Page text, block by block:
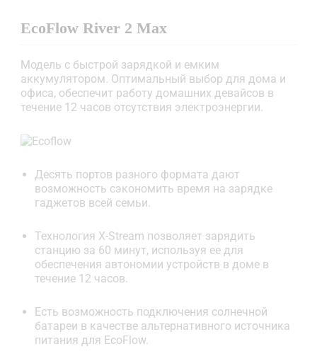
EcoFlow River 2 Max
Модель с быстрой зарядкой и емким
аккумулятором. Оптимальный выбор для дома и
офиса, обеспечит работу домашних девайсов в
течение 12 часов отсутствия электроэнергии.
Десять портов разного формата дают
возможность сэкономить время на зарядке
гаджетов всей семьи.
Технология X-Stream позволяет зарядить
станцию за 60 минут, используя ее для
обеспечения автономии устройств в доме в
течение 12 часов.
Есть возможность подключения солнечной
батареи в качестве альтернативного источника
питания для EcoFlow.